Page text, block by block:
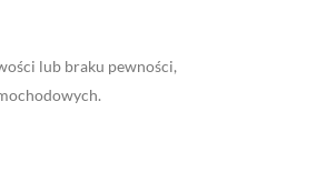
lub braku pewności,